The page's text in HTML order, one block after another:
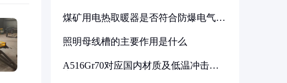
煤矿用电热取暖器是否符合防爆电气设
照明母线槽的主要作用是什么
A516Gr70对应国内材质及低温冲击要